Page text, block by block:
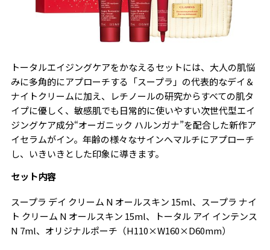
トータルエイジングケアをかなえるセットには、大人の肌悩
みに多角的にアプローチする「スープラ」の代表的なデイ＆
ナイトクリームに加え、レチノールの研究からすべての肌タ
イプに優しく、敏感肌でも日常的に使いやすい次世代型エイ
ジングケア成分“オーガニック ハルンガナ”を配合した新作ア
イセラムがイン。年齢の様々なサインへマルチにアプローチ
し、いきいきとした印象に導きます。
セット内容
スープラ デイ クリーム N オールスキン 15ml、スープラ ナイ
ト クリーム N オールスキン 15ml、トータル アイ インテンス
N 7ml、オリジナルポーチ（H110×W160×D60mm）